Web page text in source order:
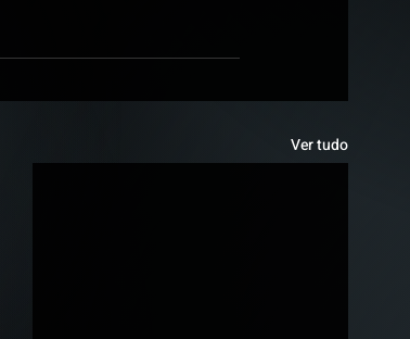
Ver tudo